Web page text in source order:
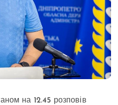
на 12.45 розповів